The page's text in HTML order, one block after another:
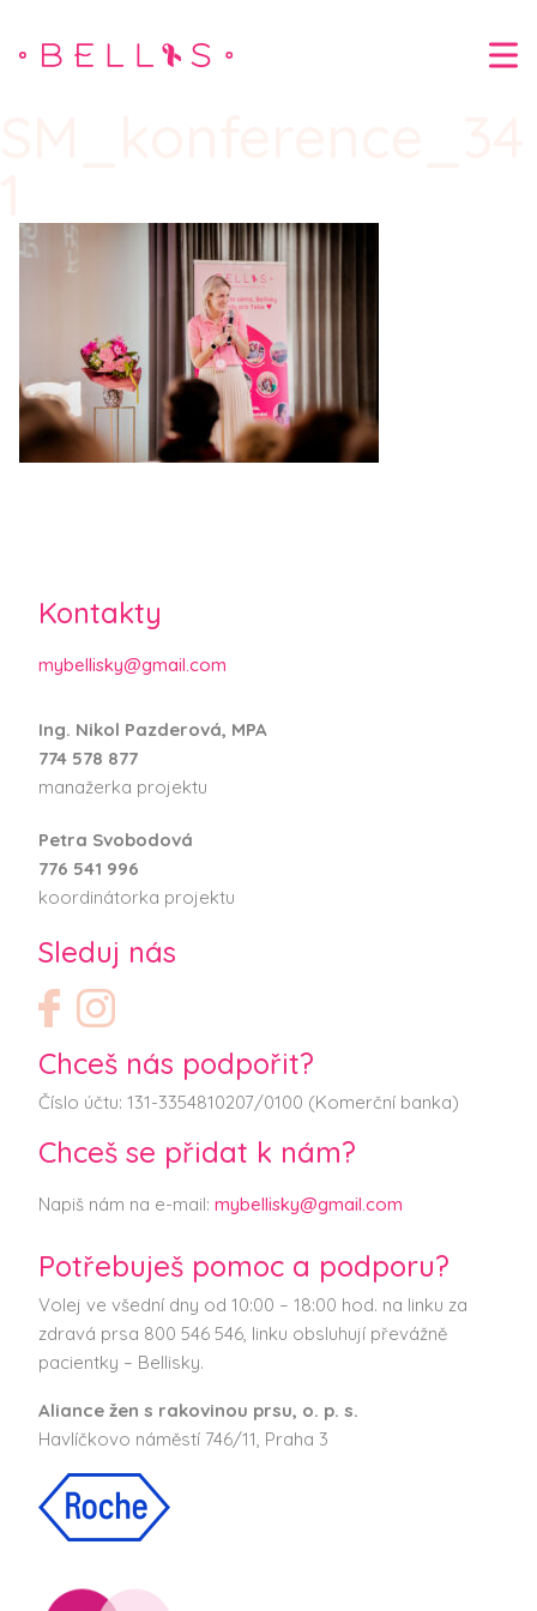
Kontakty
mybellisky@gmail.com
Ing. Nikol Pazderová, MPA
774 578 877
manažerka projektu
Petra Svobodová
776 541 996
koordinátorka projektu
Sleduj nás
Chceš nás podpořit?
Číslo účtu: 131-3354810207/0100 (Komerční banka)
Chceš se přidat k nám?
Napiš nám na e-mail: mybellisky@gmail.com
Potřebuješ pomoc a podporu?
Volej ve všední dny od 10:00 – 18:00 hod. na linku za
zdravá prsa 800 546 546, linku obsluhují převážně
pacientky – Bellisky.
Aliance žen s rakovinou prsu, o. p. s.
Havlíčkovo náměstí 746/11, Praha 3